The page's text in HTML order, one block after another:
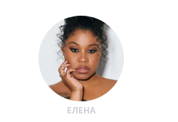
ЕЛЕНА